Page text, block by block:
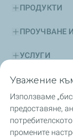
ПРОДУКТИ
ПРОУЧВАНЕ
УСЛУГИ
УСТОЙЧИВО
СЪВЕТИ
БЕЗОПАСНОСТ
Уважение
Използваме
предоставяне,
промените